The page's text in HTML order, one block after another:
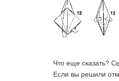
Что еще сказать?
Если вы решили